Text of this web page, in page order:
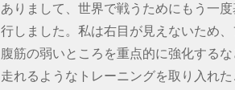
ありまして、世界で戦うためにもう一
行しました。私は右目が見えないため
腹筋の弱いところを重点的に強化する
走れるようなトレーニングを取り入れ